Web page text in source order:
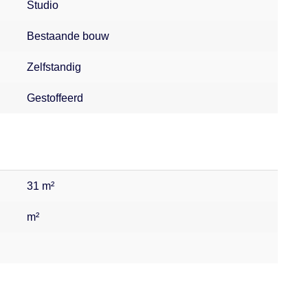
Studio
Bestaande bouw
Zelfstandig
Gestoffeerd
31 m²
m²